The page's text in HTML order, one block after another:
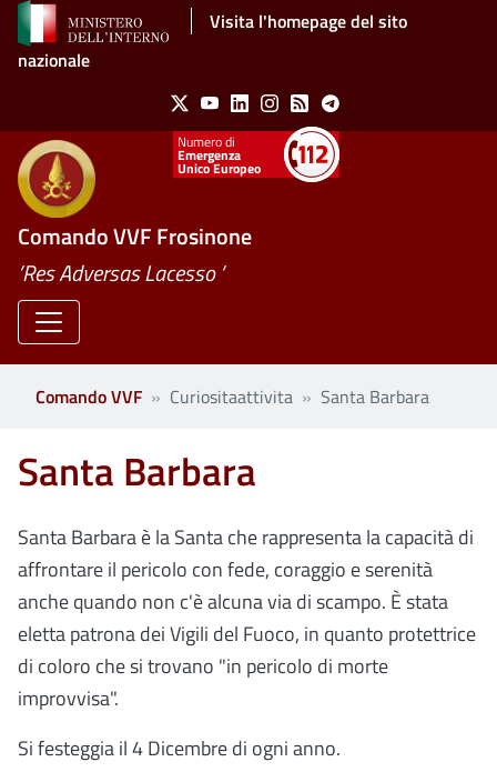
Salta al contenuto principaleVisita l'homepage del sito
nazionale
Social Menu
X YoutubeLinkedinInstagram
Feed Telegram
Emergenza
Unico Europeo
Comando VVF Frosinone
’Res Adversas Lacesso ’
Comando VVF Curiositaattivita Santa Barbara
Santa Barbara
Santa Barbara è la Santa che rappresenta la capacità di
affrontare il pericolo con fede, coraggio e serenità
anche quando non c'è alcuna via di scampo. È stata
eletta patrona dei Vigili del Fuoco, in quanto protettrice
di coloro che si trovano "in pericolo di morte
improvvisa".
Si festeggia il 4 Dicembre di ogni anno.